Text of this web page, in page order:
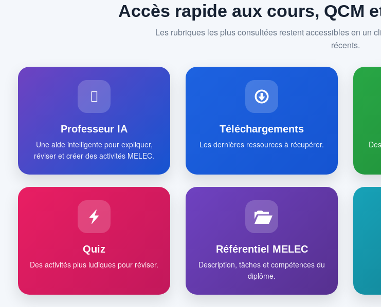
Accès rapide aux cours, QCM
Les rubriques les plus consultées restent accessibles en un
récents.
Professeur IA
Une aide intelligente pour expliquer,
réviser et créer des activités MELEC.
Téléchargements
Les dernières ressources à récupérer.
Quiz
Des activités plus ludiques pour réviser.
Référentiel MELEC
Description, tâches et compétences du
diplôme.